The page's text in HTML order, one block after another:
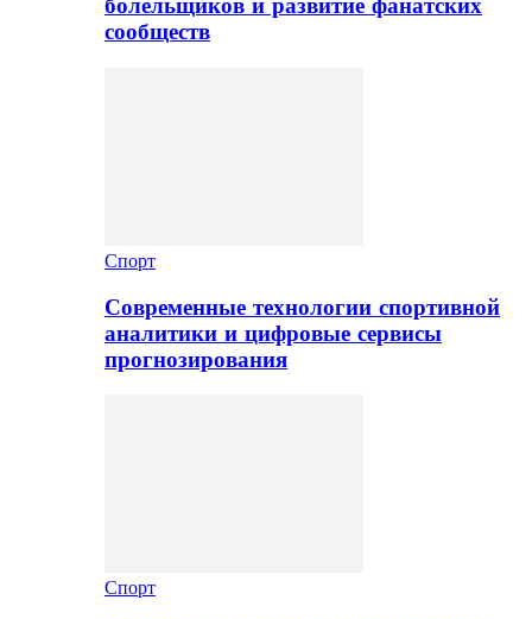
болельщиков и развитие фанатских
сообществ
Спорт
Современные технологии спортивной
аналитики и цифровые сервисы
прогнозирования
Спорт